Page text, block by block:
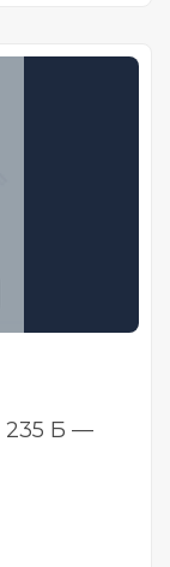
235 Б —